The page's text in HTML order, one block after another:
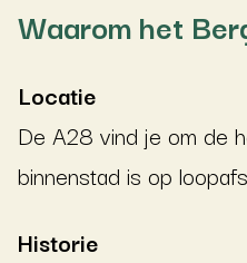
Waarom het
Locatie
De A28 vind je om de
binnenstad is op
Historie